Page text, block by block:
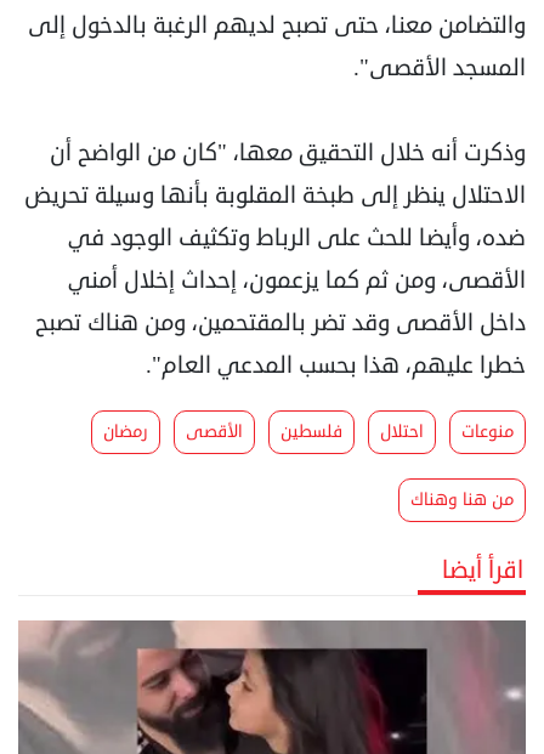
والتضامن معنا، حتى تصبح لديهم الرغبة بالدخول إلى
المسجد الأقصى".
وذكرت أنه خلال التحقيق معها، "كان من الواضح أن
الاحتلال ينظر إلى طبخة المقلوبة بأنها وسيلة تحريض
ضده، وأيضا للحث على الرباط وتكثيف الوجود في
الأقصى، ومن ثم كما يزعمون، إحداث إخلال أمني
داخل الأقصى وقد تضر بالمقتحمين، ومن هناك تصبح
خطرا عليهم، هذا بحسب المدعي العام".
منوعات احتلال فلسطين الأقصى رمضان
من هنا وهناك
اقرأ أيضا